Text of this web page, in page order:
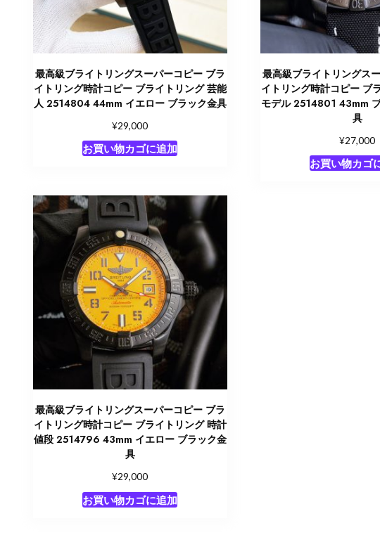
最高級ブライトリングスーパーコピー ブラ
イトリング時計コピー ブライトリング 芸能
人 2514804 44mm イエロー ブラック金具
¥29,000
お買い物カゴに追加
最高級ブライトリングス
イトリング時計コピー ブ
モデル 2514801 43mm
具
¥27,000
お買い物カゴ
最高級ブライトリングスーパーコピー ブラ
イトリング時計コピー ブライトリング 時計
値段 2514796 43mm イエロー ブラック金
具
¥29,000
お買い物カゴに追加